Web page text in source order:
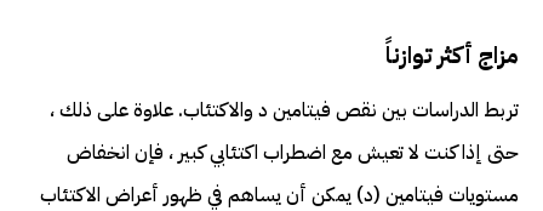
مزاج أكثر توازناً
تربط الدراسات بين نقص فيتامين د والاكتئاب. علاوة على ذلك ،
حتى إذا كنت لا تعيش مع اضطراب اكتئابي كبير ، فإن انخفاض
مستويات فيتامين (د) يمكن أن يساهم في ظهور أعراض الاكتئاب